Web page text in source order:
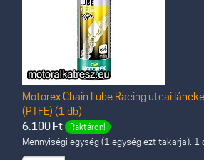
Motorex Chain Lube Racing utcai
(PTFE) (1 db)
6.100 Ft Raktáron!
Mennyiségi egység (1 egység ezt takarja): 1